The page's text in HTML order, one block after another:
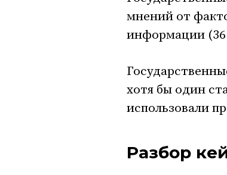
мнений от
информации
хотя бы один
использовали
Разбор